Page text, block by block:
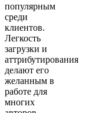
популярным
среди
клиентов.
Легкость
загрузки и
аттрибутирования
делают его
желанным в
работе для
многих